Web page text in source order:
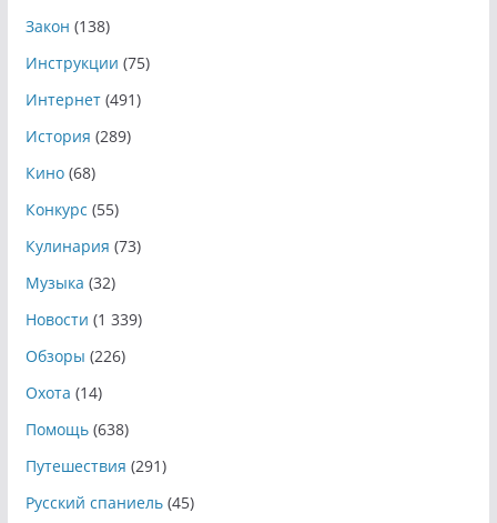
Закон (138)
Инструкции (75)
Интернет(491)
История (289)
Кино(68)
Конкурс (55)
Кулинария (73)
Музыка (32)
Новости (1 339)
Обзоры (226)
Охота (14)
Помощь(638)
Путешествия (291)
Русский спаниель(45)